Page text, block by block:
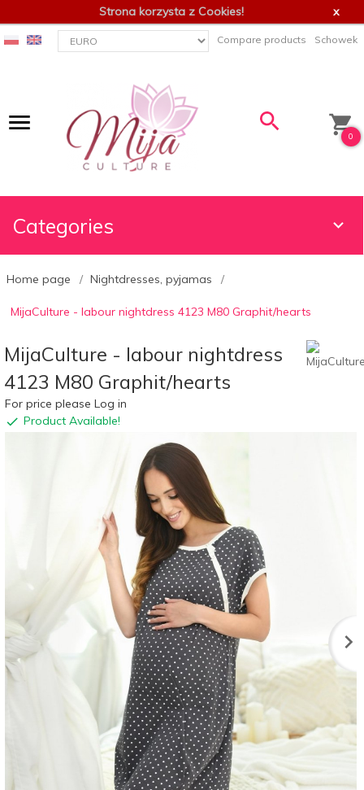
Strona korzysta z Cookies! x
currency_h Compare products Schowek
0
Categories
Home page Nightdresses, pyjamas
MijaCulture - labour nightdress 4123 M80 Graphit/hearts
MijaCulture - labour nightdress
4123 M80 Graphit/hearts
For price please Log in
Product Available!